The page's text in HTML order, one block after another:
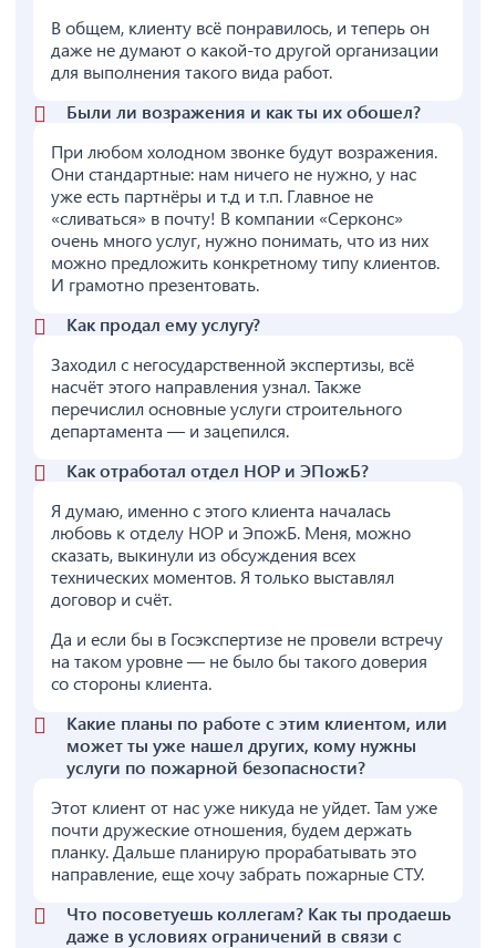
В общем, клиенту всё понравилось, и теперь он
даже не думают о какой-то другой организации
для выполнения такого вида работ.
Были ли возражения и как ты их обошел?
При любом холодном звонке будут возражения.
Они стандартные: нам ничего не нужно, у нас
уже есть партнёры и т.д и т.п. Главное не
«сливаться» в почту! В компании «Серконс»
очень много услуг, нужно понимать, что из них
можно предложить конкретному типу клиентов.
И грамотно презентовать.
Как продал ему услугу?
Заходил с негосударственной экспертизы, всё
насчёт этого направления узнал. Также
перечислил основные услуги строительного
департамента — и зацепился.
Как отработал отдел НОР и ЭПожБ?
Я думаю, именно с этого клиента началась
любовь к отделу НОР и ЭпожБ. Меня, можно
сказать, выкинули из обсуждения всех
технических моментов. Я только выставлял
договор и счёт.
Да и если бы в Госэкспертизе не провели встречу
на таком уровне — не было бы такого доверия
со стороны клиента.
Какие планы по работе с этим клиентом, или
может ты уже нашел других, кому нужны
услуги по пожарной безопасности?
Этот клиент от нас уже никуда не уйдет. Там уже
почти дружеские отношения, будем держать
планку. Дальше планирую прорабатывать это
направление, еще хочу забрать пожарные СТУ.
Что посоветуешь коллегам? Как ты продаешь
даже в условиях ограничений в связи с